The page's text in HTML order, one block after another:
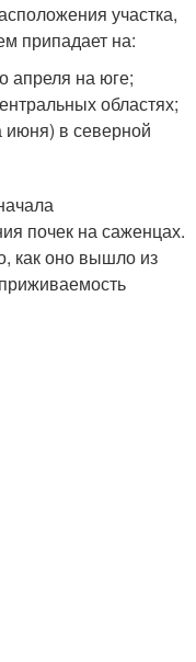
участка,
припадает на:
апреля на юге;
областях;
июня) в северной
почек на саженцах.
как оно вышло из